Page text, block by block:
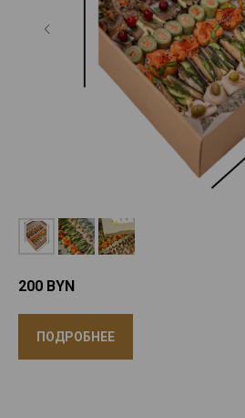
200 BYN
ПОДРОБНЕЕ